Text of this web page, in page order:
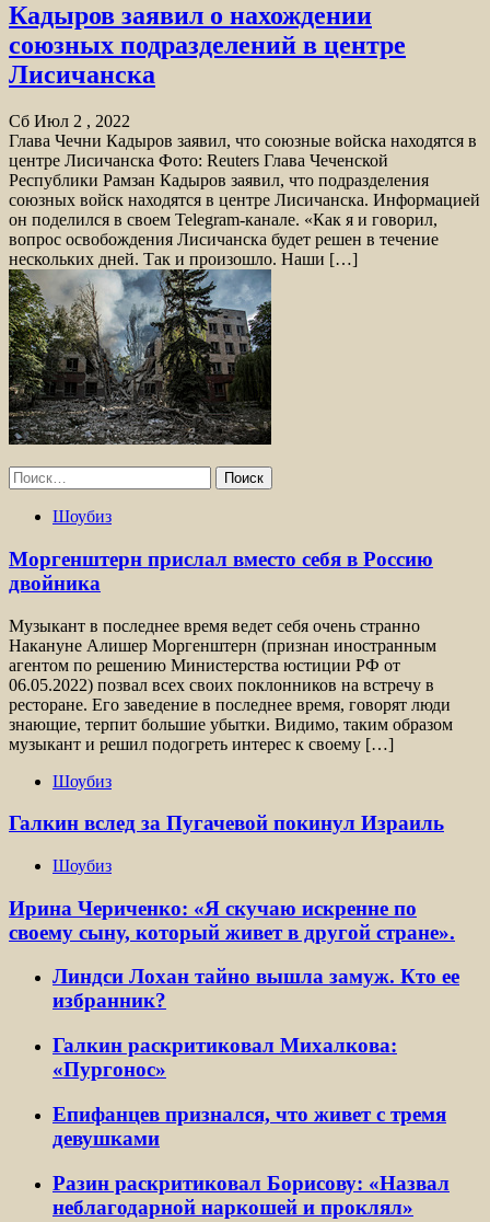
Кадыров заявил о нахождении
союзных подразделений в центре
Лисичанска
Сб Июл 2 , 2022
Глава Чечни Кадыров заявил, что союзные войска находятся в
центре Лисичанска Фото: Reuters Глава Чеченской
Республики Рамзан Кадыров заявил, что подразделения
союзных войск находятся в центре Лисичанска. Информацией
он поделился в своем Telegram-канале. «Как я и говорил,
вопрос освобождения Лисичанска будет решен в течение
нескольких дней. Так и произошло. Наши […]
Найти:
Шоубиз
Моргенштерн прислал вместо себя в Россию
двойника
Музыкант в последнее время ведет себя очень странно
Накануне Алишер Моргенштерн (признан иностранным
агентом по решению Министерства юстиции РФ от
06.05.2022) позвал всех своих поклонников на встречу в
ресторане. Его заведение в последнее время, говорят люди
знающие, терпит большие убытки. Видимо, таким образом
музыкант и решил подогреть интерес к своему […]
Шоубиз
Галкин вслед за Пугачевой покинул Израиль
Шоубиз
Ирина Чериченко: «Я скучаю искренне по
своему сыну, который живет в другой стране».
Линдси Лохан тайно вышла замуж. Кто ее
избранник?
Галкин раскритиковал Михалкова:
«Пургонос»
Епифанцев признался, что живет с тремя
девушками
Разин раскритиковал Борисову: «Назвал
неблагодарной наркошей и проклял»